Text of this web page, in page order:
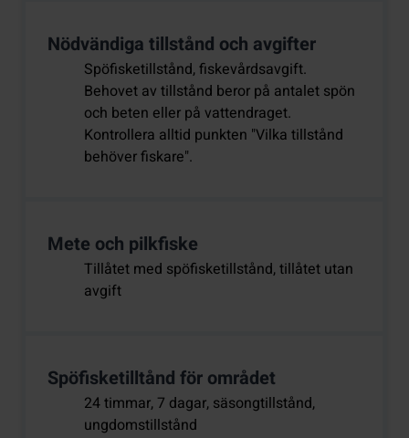
Nödvändiga tillstånd och avgifter
Spöfisketillstånd, fiskevårdsavgift.
Behovet av tillstånd beror på antalet spön
och beten eller på vattendraget.
Kontrollera alltid punkten "Vilka tillstånd
behöver fiskare".
Mete och pilkfiske
Tillåtet med spöfisketillstånd, tillåtet utan
avgift
Spöfisketilltånd för området
24 timmar, 7 dagar, säsongtillstånd,
ungdomstillstånd